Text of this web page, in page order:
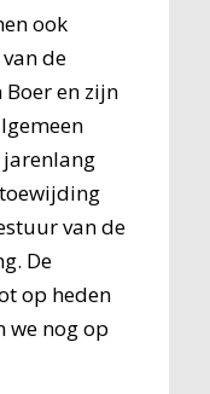
ook
de
en zijn
van de
De
op heden
we nog op